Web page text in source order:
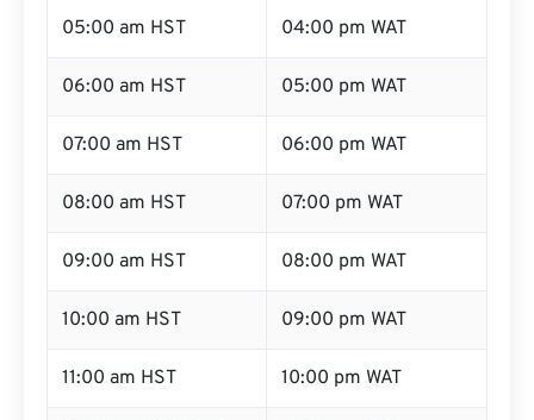
05:00 am HST 04:00 pm WAT
06:00 am HST 05:00 pm WAT
07:00 am HST 06:00 pm WAT
08:00 am HST 07:00 pm WAT
09:00 am HST 08:00 pm WAT
10:00 am HST 09:00 pm WAT
11:00 am HST 10:00 pm WAT